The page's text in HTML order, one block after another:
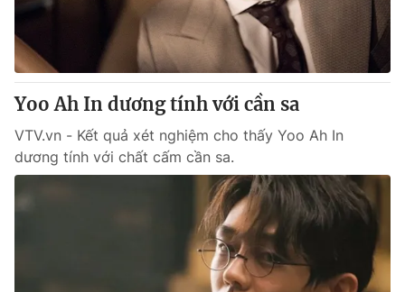
Yoo Ah In dương tính với cần sa
VTV.vn - Kết quả xét nghiệm cho thấy Yoo Ah In
dương tính với chất cấm cần sa.